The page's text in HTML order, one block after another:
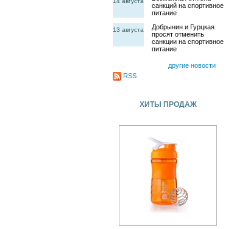
санкций на спортивное
питание
13 августа
Добрынин и Гурцкая
просят отменить
санкции на спортивное
питание
другие новости
RSS
ХИТЫ ПРОДАЖ